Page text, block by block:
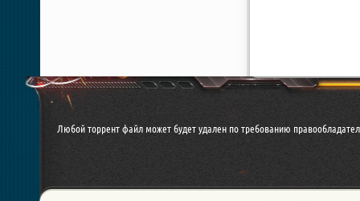
Любой торрент файл может будет удален по требованию